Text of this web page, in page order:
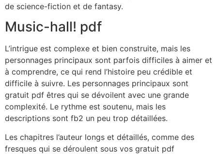
de science-fiction et de fantasy.
Music-hall! pdf
L’intrigue est complexe et bien construite, mais les
personnages principaux sont parfois difficiles à aimer et
à comprendre, ce qui rend l’histoire peu crédible et
difficile à suivre. Les personnages principaux sont
gratuit pdf êtres qui se dévoilent avec une grande
complexité. Le rythme est soutenu, mais les
descriptions sont fb2 un peu trop détaillées.
Les chapitres l’auteur longs et détaillés, comme des
fresques qui se déroulent sous vos gratuit pdf